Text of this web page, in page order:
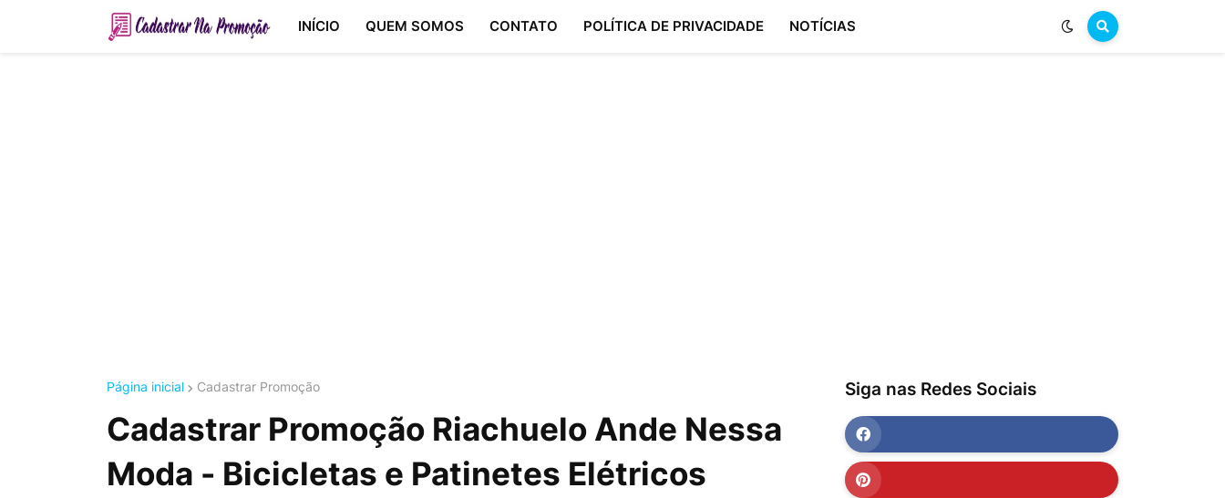
INÍCIO QUEM SOMOS CONTATO POLÍTICA DE PRIVACIDADE NOTÍCIAS
Página inicial Cadastrar Promoção
Cadastrar Promoção Riachuelo Ande Nessa
Moda - Bicicletas e Patinetes Elétricos
Siga nas Redes Sociais